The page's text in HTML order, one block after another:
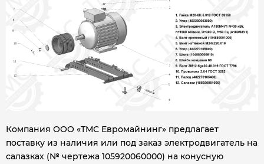
Компания ООО «ТМС Евромайнинг» предлагает
поставку из наличия или под заказ электродвигатель на
салазках (№ чертежа 105920060000) на конусную